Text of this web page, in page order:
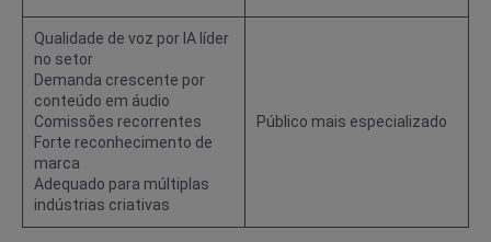
Qualidade de voz por IA líder
no setor
Demanda crescente por
conteúdo em áudio
Comissões recorrentes
Forte reconhecimento de
marca
Adequado para múltiplas
indústrias criativas
Público mais especializado